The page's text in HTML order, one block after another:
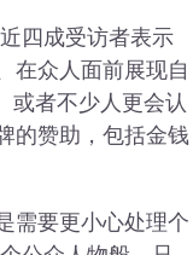
四成受访者表示
在众人面前展现自
或者不少人更会认
的赞助，包括金钱
需要更小心处理个